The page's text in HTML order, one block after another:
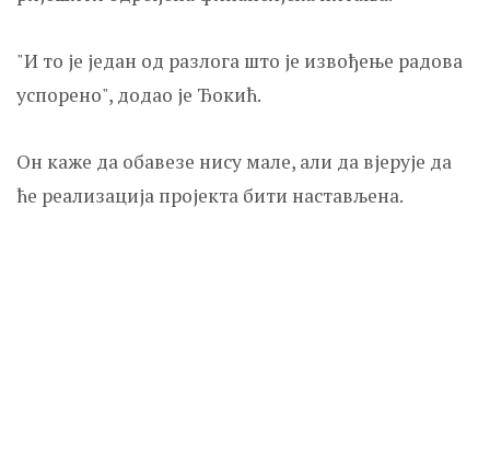
"И то је један од разлога што је извођење радова
успорено", додао је Ђокић.
Он каже да обавезе нису мале, али да вјерује да
ће реализација пројекта бити настављена.